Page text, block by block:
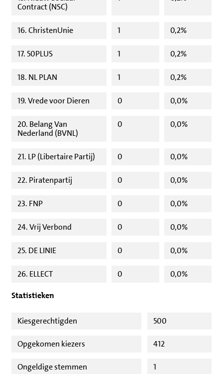
Contract (NSC)
16. ChristenUnie 1 0,2%
17. 50PLUS 1 0,2%
18. NL PLAN 1 0,2%
19. Vrede voor Dieren 0 0,0%
20. Belang Van
Nederland (BVNL)
0 0,0%
21. LP (Libertaire Partij) 0 0,0%
22. Piratenpartij 0 0,0%
23. FNP 0 0,0%
24. Vrij Verbond 0 0,0%
25. DE LINIE 0 0,0%
26. ELLECT 0 0,0%
Statistieken
Kiesgerechtigden 500
Opgekomen kiezers 412
Ongeldige stemmen 1